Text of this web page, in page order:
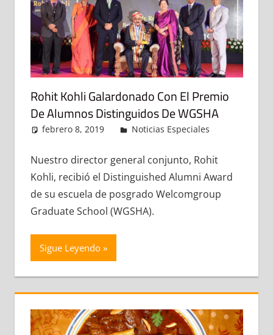
Rohit Kohli Galardonado Con El Premio
De Alumnos Distinguidos De WGSHA
febrero 8, 2019 admin
Noticias Especiales
Nuestro director general conjunto, Rohit
Kohli, recibió el Distinguished Alumni Award
de su escuela de posgrado Welcomgroup
Graduate School (WGSHA).
Sigue Leyendo